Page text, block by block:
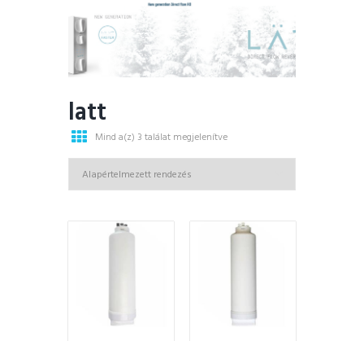
latt
Mind a(z) 3 találat megjelenítve